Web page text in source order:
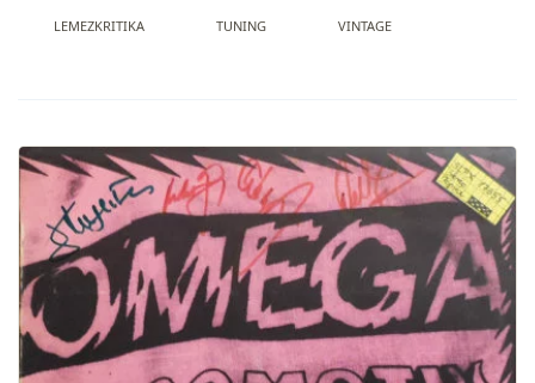
LEMEZKRITIKA TUNING VINTAGE